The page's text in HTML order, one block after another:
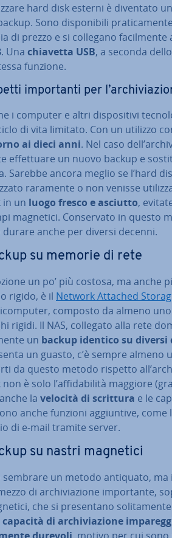
hard disk esterni è diventato
Sono di­spo­ni­bi­li
di prezzo e si collegano
Una chiavetta USB, a seconda
funzione.
im­por­tan­ti per
i computer e altri di­spo­si­ti­vi
di vita limitato. Con un utilizzo
ai dieci anni. Nel caso
ef­fet­tua­re un nuovo backup e
Sarebbe ancora meglio se l’hard
raramente o non venisse
in un luogo fresco e asciutto,
magnetici. Con­ser­va­to in questo
durare anche per diversi decenni.
su memorie di rete
un po’ più costosa, ma
rigido, è il Network Attached
composto da almeno
rigidi. Il NAS, collegato alla rete
un backup identico su diversi
un guasto, c’è sempre almeno
da questo metodo rispetto
non è solo l’af­fi­da­bi­li­tà maggiore
la velocità di scrittura e le
anche funzioni ag­giun­ti­ve, come
di e-mail tramite server.
su nastri magnetici
sembrare un metodo antiquato,
di ar­chi­via­zio­ne im­por­tan­te,
che si pre­sen­ta­no
capacità di ar­chi­via­zio­ne